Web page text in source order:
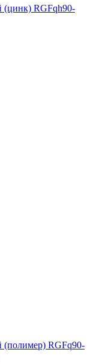
RGFqh90-
RGFq90-